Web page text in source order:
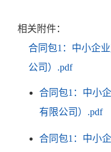
相关附件：
合同包1：中小企
公司）.pdf
合同包1：中小
有限公司）.pdf
合同包1：中小